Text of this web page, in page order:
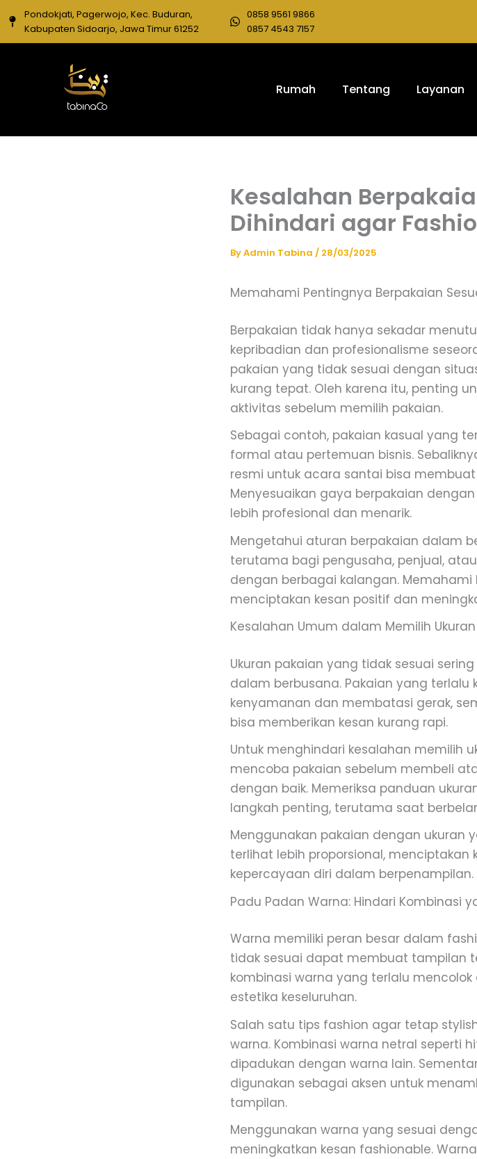
content
Pondokjati, Pagerwojo, Kec. Buduran,
Kabupaten Sidoarjo, Jawa Timur 61252
0858 9561 9866
0857 4543 7157
Rumah Tentang Layanan
Kesalahan
Dihindari agar
ByAdmin Tabina / 28/03/2025
Memahami Pentingnya Berpakaian
Berpakaian tidak hanya sekadar
kepribadian dan profesionalisme
pakaian yang tidak sesuai dengan
kurang tepat. Oleh karena itu, penting
aktivitas sebelum memilih pakaian.
Sebagai contoh, pakaian kasual yang
formal atau pertemuan bisnis.
resmi untuk acara santai bisa
Menyesuaikan gaya berpakaian
lebih profesional dan menarik.
Mengetahui aturan berpakaian dalam
terutama bagi pengusaha, penjual,
dengan berbagai kalangan.
menciptakan kesan positif dan
Kesalahan Umum dalam Memilih
Ukuran pakaian yang tidak sesuai
dalam berbusana. Pakaian yang
kenyamanan dan membatasi gerak,
bisa memberikan kesan kurang rapi.
Untuk menghindari kesalahan memilih
mencoba pakaian sebelum membeli
dengan baik. Memeriksa panduan
langkah penting, terutama saat
Menggunakan pakaian dengan ukuran
terlihat lebih proporsional, menciptakan
kepercayaan diri dalam berpenampilan.
Padu Padan Warna: Hindari Kombinasi
Warna memiliki peran besar dalam
tidak sesuai dapat membuat tampilan
kombinasi warna yang terlalu
estetika keseluruhan.
Salah satu tips fashion agar tetap
warna. Kombinasi warna netral seperti
dipadukan dengan warna lain.
digunakan sebagai aksen untuk
tampilan.
Menggunakan warna yang sesuai
meningkatkan kesan fashionable.